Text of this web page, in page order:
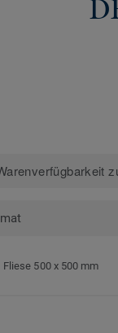
Fliese 500 x 500 mm